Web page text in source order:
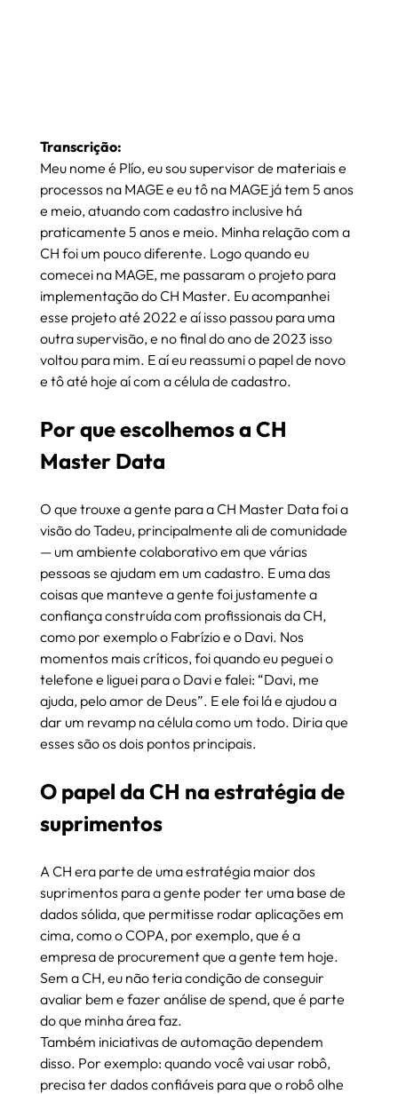
Transcrição:
Meu nome é Plío, eu sou supervisor de materiais e
processos na MAGE e eu tô na MAGE já tem 5 anos
e meio, atuando com cadastro inclusive há
praticamente 5 anos e meio. Minha relação com a
CH foi um pouco diferente. Logo quando eu
comecei na MAGE, me passaram o projeto para
implementação do CH Master. Eu acompanhei
esse projeto até 2022 e aí isso passou para uma
outra supervisão, e no final do ano de 2023 isso
voltou para mim. E aí eu reassumi o papel de novo
e tô até hoje aí com a célula de cadastro.
Por que escolhemos a CH
Master Data
O que trouxe a gente para a CH Master Data foi a
visão do Tadeu, principalmente ali de comunidade
— um ambiente colaborativo em que várias
pessoas se ajudam em um cadastro. E uma das
coisas que manteve a gente foi justamente a
confiança construída com profissionais da CH,
como por exemplo o Fabrízio e o Davi. Nos
momentos mais críticos, foi quando eu peguei o
telefone e liguei para o Davi e falei: “Davi, me
ajuda, pelo amor de Deus”. E ele foi lá e ajudou a
dar um revamp na célula como um todo. Diria que
esses são os dois pontos principais.
O papel da CH na estratégia de
suprimentos
A CH era parte de uma estratégia maior dos
suprimentos para a gente poder ter uma base de
dados sólida, que permitisse rodar aplicações em
cima, como o COPA, por exemplo, que é a
empresa de procurement que a gente tem hoje.
Sem a CH, eu não teria condição de conseguir
avaliar bem e fazer análise de spend, que é parte
do que minha área faz.
Também iniciativas de automação dependem
disso. Por exemplo: quando você vai usar robô,
precisa ter dados confiáveis para que o robô olhe